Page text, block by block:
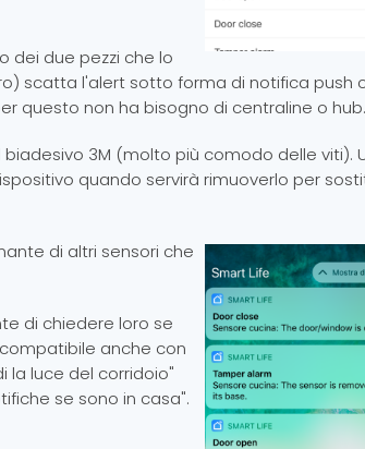
dei due pezzi che lo
scatta l'alert sotto forma di notifica push
questo non ha bisogno di centraline o hub.
3M (molto più comodo delle viti).
quando servirà rimuoverlo per
di altri sensori che
di chiedere loro se
anche con
la luce del corridoio"
se sono in casa".